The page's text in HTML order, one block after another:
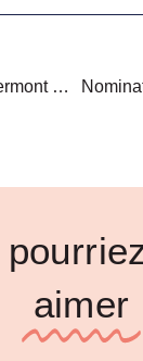
Anne-Laure Guermont & Romain Fenouil « Un vrai congé parental partagé et indemnisé devrait être la clé de voûte d’une politique de l’égalité »
aimer